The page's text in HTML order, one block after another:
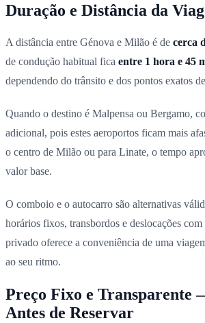
Duração e Distância da
A distância entre Génova e Milão é de cerca
de condução habitual fica entre 1 hora e 45
dependendo do trânsito e dos pontos exatos
Quando o destino é Malpensa ou Bergamo,
adicional, pois estes aeroportos ficam mais
o centro de Milão ou para Linate, o tempo
valor base.
O comboio e o autocarro são alternativas
horários fixos, transbordos e deslocações
privado oferece a conveniência de uma
ao seu ritmo.
Preço Fixo e Transparente
Antes de Reservar